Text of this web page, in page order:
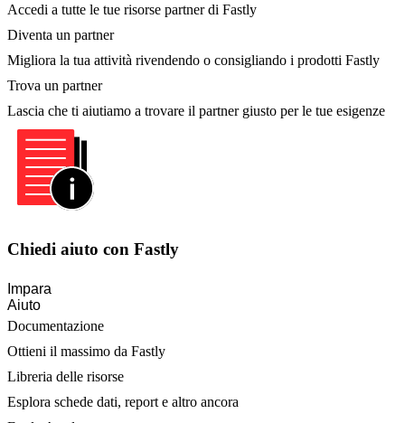
Accedi a tutte le tue risorse partner di Fastly
Diventa un partner
Migliora la tua attività rivendendo o consigliando i prodotti Fastly
Trova un partner
Lascia che ti aiutiamo a trovare il partner giusto per le tue esigenze
Chiedi aiuto con Fastly
Impara
Aiuto
Documentazione
Ottieni il massimo da Fastly
Libreria delle risorse
Esplora schede dati, report e altro ancora